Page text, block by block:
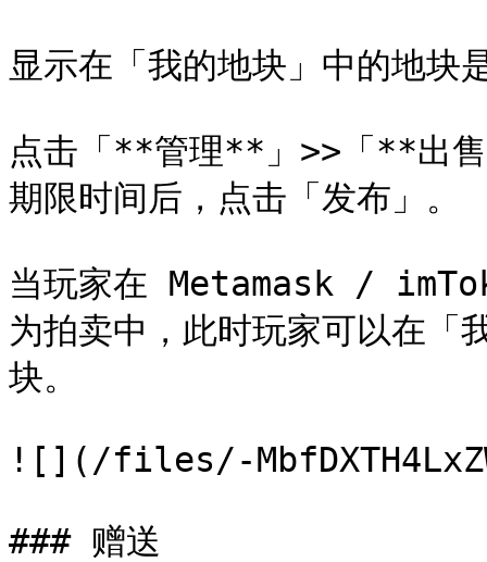
显示在「我的地块」中的地块
点击「**管理**」>>「**出
期限时间后，点击「发布」。
当玩家在 Metamask /
为拍卖中，此时玩家可以在「
块。
![](/files/-
### 赠送